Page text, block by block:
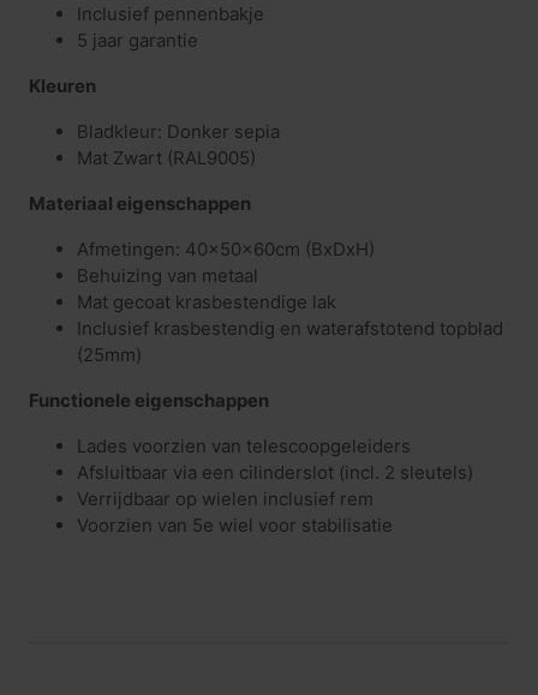
Inclusief pennenbakje
5 jaar garantie
Kleuren
Bladkleur: Donker sepia
Mat Zwart (RAL9005)
Materiaal eigenschappen
Afmetingen: 40x50x60cm (BxDxH)
Behuizing van metaal
Mat gecoat krasbestendige lak
Inclusief krasbestendig en waterafstotend topblad
(25mm)
Functionele eigenschappen
Lades voorzien van telescoopgeleiders
Afsluitbaar via een cilinderslot (incl. 2 sleutels)
Verrijdbaar op wielen inclusief rem
Voorzien van 5e wiel voor stabilisatie